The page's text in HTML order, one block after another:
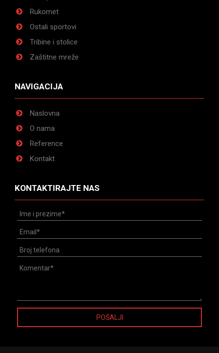
Rukomet
Ostali sportovi
Tribine i stolice
Zaštitne mreže
NAVIGACIJA
Naslovna
O nama
Reference
Kontakt
KONTAKTIRAJTE NAS